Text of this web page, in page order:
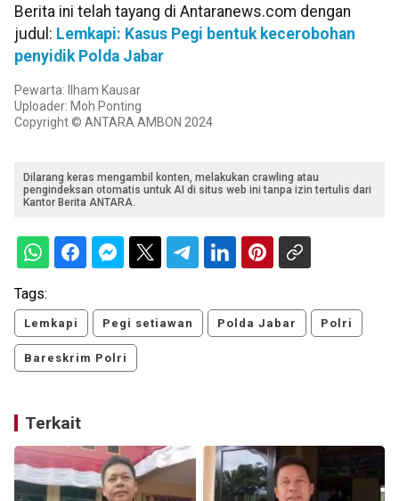
Berita ini telah tayang di Antaranews.com dengan
judul: Lemkapi: Kasus Pegi bentuk kecerobohan
penyidik Polda Jabar
Pewarta: Ilham Kausar
Uploader: Moh Ponting
Copyright © ANTARA AMBON 2024
Dilarang keras mengambil konten, melakukan crawling atau
pengindeksan otomatis untuk AI di situs web ini tanpa izin tertulis dari
Kantor Berita ANTARA.
Tags:
Lemkapi Pegi setiawan Polda Jabar Polri
Bareskrim Polri
Terkait